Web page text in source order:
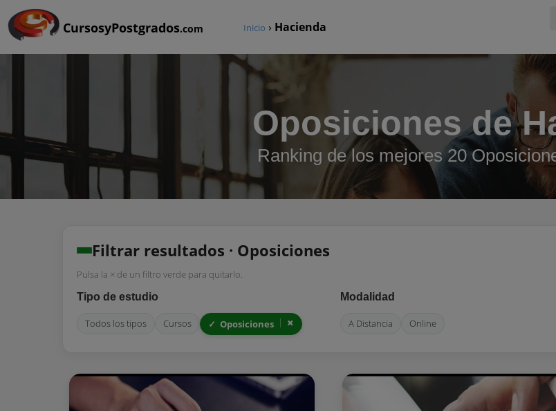
CursosyPostgrados.com Inicio › Hacienda
Oposiciones de
Ranking de los mejores 20
Filtrar resultados · Oposiciones
Pulsa la × de un filtro verde para quitarlo.
Tipo de estudio
Todos los tipos Cursos Oposiciones
Modalidad
A Distancia Online